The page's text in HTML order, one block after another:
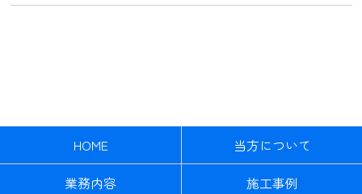
HOME
当方について
業務内容
施工事例